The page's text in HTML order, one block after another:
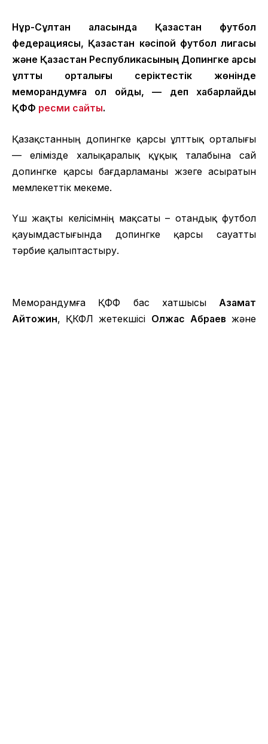
Нұр-Сұлтан қаласында Қазақстан футбол
федерациясы, Қазақстан кәсіпқой футбол лигасы
және Қазақстан Республикасының Допингке қарсы
ұлттық орталығы серіктестік жөнінде
меморандумға қол қойды, — деп хабарлайды
ҚФФ ресми сайты.
Қазақстанның допингке қарсы ұлттық орталығы
— елімізде халықаралық құқық талабына сай
допингке қарсы бағдарламаны жүзеге асыратын
мемлекеттік мекеме.
Үш жақты келісімнің мақсаты – отандық футбол
қауымдастығында допингке қарсы сауатты
тәрбие қалыптастыру.
Меморандумға ҚФФ бас хатшысы Азамат
Айтқожин, ҚКФЛ жетекшісі Олжас Абраев және